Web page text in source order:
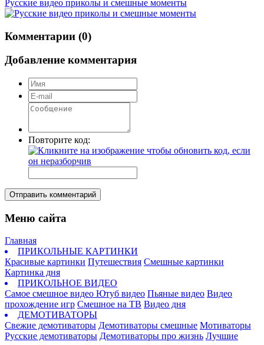
Русские видео приколы и смешные моменты
Комментарии (0)
Добавление комментария
Повторите код:
Отправить комментарий
Меню сайта
Главная
ПРИКОЛЬНЫЕ КАРТИНКИ
Красивые картинки Путешествия Смешные картинки
Картинка дня
ПРИКОЛЬНОЕ ВИДЕО
Самое смешное видео Ютуб видео Пьяные видео Видео
прохождение игр Смешное на ТВ Видео дня
ДЕМОТИВАТОРЫ
Свежие демотиваторы Демотиваторы смешные Мотиваторы
Русские демотиваторы Демотиваторы про жизнь Лучшие